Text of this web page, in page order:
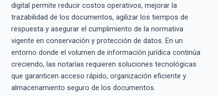
digital permite reducir costos operativos, mejorar la
trazabilidad de los documentos, agilizar los tiempos de
respuesta y asegurar el cumplimiento de la normativa
vigente en conservación y protección de datos. En un
entorno donde el volumen de información jurídica continúa
creciendo, las notarías requieren soluciones tecnológicas
que garanticen acceso rápido, organización eficiente y
almacenamiento seguro de los documentos.